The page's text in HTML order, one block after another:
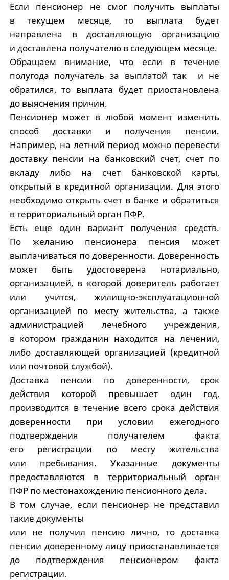
Если пенсионер не смог получить выплаты
в текущем месяце, то выплата будет
направлена в доставляющую организацию
и доставлена получателю в следующем месяце.
Обращаем внимание, что если в течение
полугода получатель за выплатой так и не
обратился, то выплата будет приостановлена
до выяснения причин.
Пенсионер может в любой момент изменить
способ доставки и получения пенсии.
Например, на летний период можно перевести
доставку пенсии на банковский счет, счет по
вкладу либо на счет банковской карты,
открытый в кредитной организации. Для этого
необходимо открыть счет в банке и обратиться
в территориальный орган ПФР.
Есть еще один вариант получения средств.
По желанию пенсионера пенсия может
выплачиваться по доверенности. Доверенность
может быть удостоверена нотариально,
организацией, в которой доверитель работает
или учится, жилищно-эксплуатационной
организацией по месту жительства, а также
администрацией лечебного учреждения,
в котором гражданин находится на лечении,
либо доставляющей организацией (кредитной
или почтовой службой).
Доставка пенсии по доверенности, срок
действия которой превышает один год,
производится в течение всего срока действия
доверенности при условии ежегодного
подтверждения получателем факта
его регистрации по месту жительства
или пребывания. Указанные документы
предоставляются в территориальный орган
ПФР по местонахождению пенсионного дела.
В том случае, если пенсионер не представил
такие документы
или не получил пенсию лично, то доставка
пенсии доверенному лицу приостанавливается
до подтверждения пенсионером факта
регистрации.